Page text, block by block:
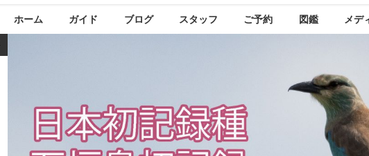
ホーム ガイド ブログ スタッフ ご予約 図鑑 メデ